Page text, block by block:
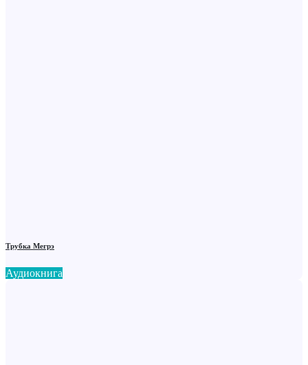
Трубка Мегрэ
Аудиокнига